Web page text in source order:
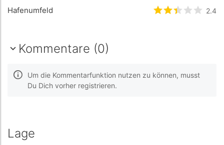
Hafenumfeld bewertet2.4/
2.4
Kommentare (0)
Um die Kommentarfunktion nutzen zu können, musst
Du Dich vorher registrieren.
Lage